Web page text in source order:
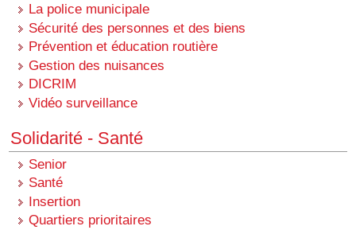
La police municipale
Sécurité des personnes et des biens
Prévention et éducation routière
Gestion des nuisances
DICRIM
Vidéo surveillance
Solidarité - Santé
Senior
Santé
Insertion
Quartiers prioritaires